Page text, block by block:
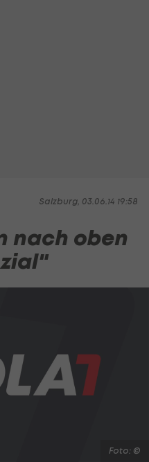
Salzburg, 03.06.14 19:58
nach oben
Foto: ©